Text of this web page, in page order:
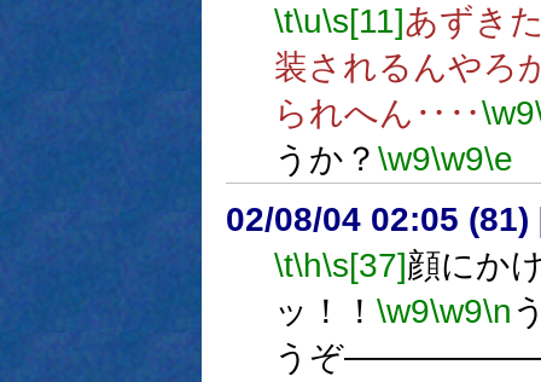
\t\u\s[11]あずき
装されるんや
られへん‥‥\w9
うか？ \w9\w9\e
02/08/04 02:05 (81)
\t\h\s[37]顔に
ッ！！ \w9\w9\n
うぞ